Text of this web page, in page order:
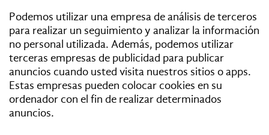
Podemos utilizar una empresa de análisis de terceros
para realizar un seguimiento y analizar la información
no personal utilizada. Además, podemos utilizar
terceras empresas de publicidad para publicar
anuncios cuando usted visita nuestros sitios o apps.
Estas empresas pueden colocar cookies en su
ordenador con el fin de realizar determinados
anuncios.